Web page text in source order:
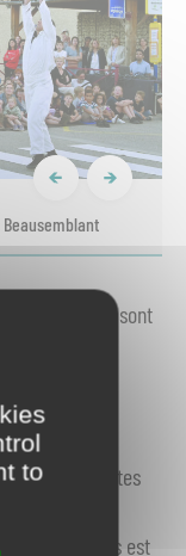
AMASCÈNE
ces actions sont
:
air sont
dans différentes
événements est
to